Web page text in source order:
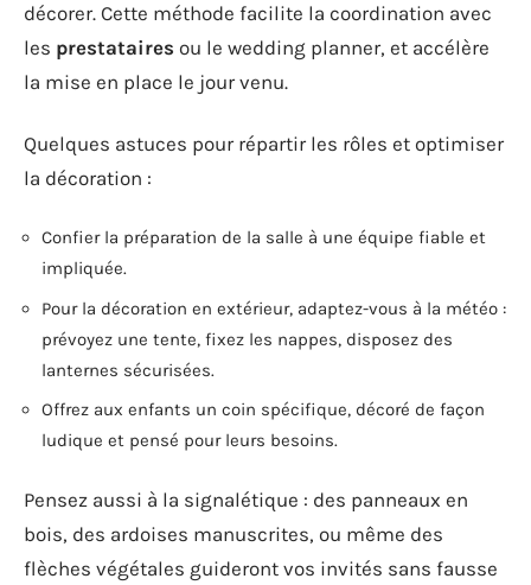
décorer. Cette méthode facilite la coordination avec
les prestataires ou le wedding planner, et accélère
la mise en place le jour venu.
Quelques astuces pour répartir les rôles et optimiser
la décoration :
Confier la préparation de la salle à une équipe fiable et
impliquée.
Pour la décoration en extérieur, adaptez-vous à la météo :
prévoyez une tente, fixez les nappes, disposez des
lanternes sécurisées.
Offrez aux enfants un coin spécifique, décoré de façon
ludique et pensé pour leurs besoins.
Pensez aussi à la signalétique : des panneaux en
bois, des ardoises manuscrites, ou même des
flèches végétales guideront vos invités sans fausse